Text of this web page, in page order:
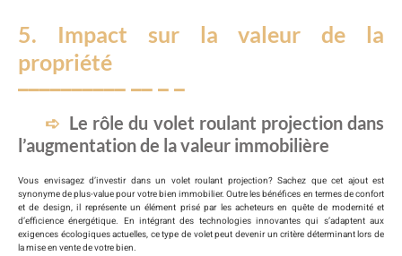
5. Impact sur la valeur de la
propriété
Le rôle du volet roulant projection dans
l’augmentation de la valeur immobilière
Vous envisagez d’investir dans un volet roulant projection? Sachez que cet ajout est
synonyme de plus-value pour votre bien immobilier. Outre les bénéfices en termes de confort
et de design, il représente un élément prisé par les acheteurs en quête de modernité et
d’efficience énergétique. En intégrant des technologies innovantes qui s’adaptent aux
exigences écologiques actuelles, ce type de volet peut devenir un critère déterminant lors de
la mise en vente de votre bien.